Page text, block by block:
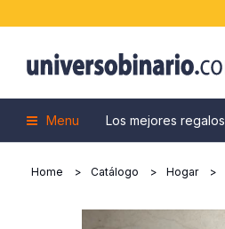
Menu Los mejores regalos
Home Catálogo Hogar